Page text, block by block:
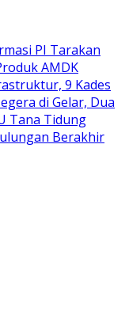
PI Tarakan
AMDK
9 Kades
di Gelar, Dua
Tana Tidung
Berakhir